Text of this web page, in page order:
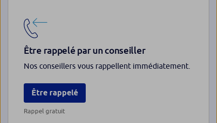
Être rappelé par un conseiller
Nos conseillers vous rappellent immédiatement.
Être rappelé
Rappel gratuit